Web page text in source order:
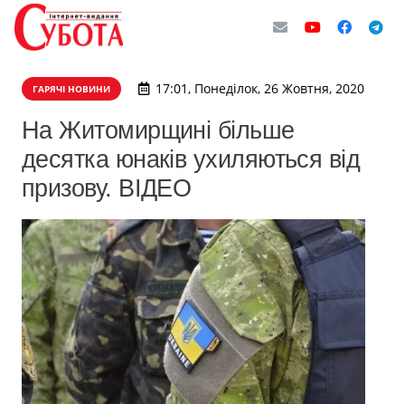
ГАРЯЧІ НОВИНИ 17:01, Понеділок, 26 Жовтня, 2020
На Житомирщині більше
десятка юнаків ухиляються від
призову. ВІДЕО